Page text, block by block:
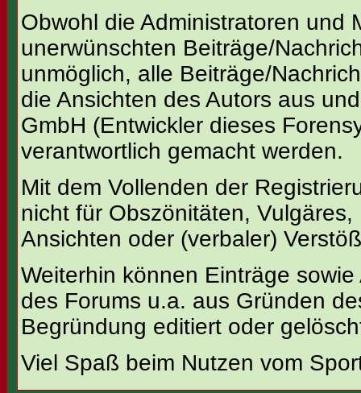
Obwohl die Administratoren und
unerwünschten Beiträge/
unmöglich, alle Beiträge/
die Ansichten des Autors aus
GmbH (Entwickler dieses
verantwortlich gemacht werden.
Mit dem Vollenden der
nicht für Obszönitäten,
Ansichten oder (verbaler)
Weiterhin können Einträge
des Forums u.a. aus Gründen
Begründung editiert oder
Viel Spaß beim Nutzen vom